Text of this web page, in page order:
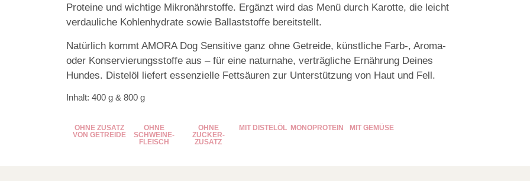
Proteine und wichtige Mikronährstoffe. Ergänzt wird das Menü durch Karotte, die leicht
verdauliche Kohlenhydrate sowie Ballaststoffe bereitstellt.
Natürlich kommt AMORA Dog Sensitive ganz ohne Getreide, künstliche Farb-, Aroma-
oder Konservierungsstoffe aus – für eine naturnahe, verträgliche Ernährung Deines
Hundes. Distelöl liefert essenzielle Fettsäuren zur Unterstützung von Haut und Fell.
Inhalt: 400 g & 800 g
OHNE ZUSATZ
VON GETREIDE
OHNE
SCHWEINE­
FLEISCH
OHNE
ZUCKER­
ZUSATZ
MIT DISTELÖL MONO­PROTEIN MIT GEMÜSE